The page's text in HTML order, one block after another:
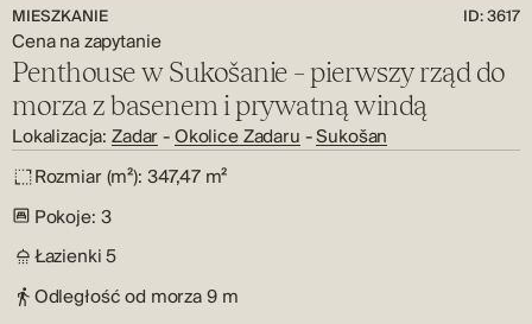
MIESZKANIE
ID: 3617
Cena na zapytanie
Penthouse w Sukošanie – pierwszy rząd do
morza z basenem i prywatną windą
Lokalizacja:Zadar-Okolice Zadaru -Sukošan
Rozmiar (m²): 347,47 m²
Pokoje: 3
Łazienki5
Odległość od morza9 m